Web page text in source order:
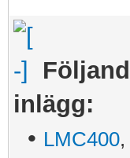
inlägg:
• LMC400,